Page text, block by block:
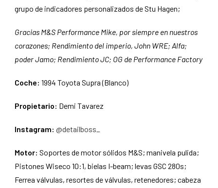
grupo de indicadores personalizados de Stu Hagen;
Gracias M&S Performance Mike, por siempre en nuestros
corazones; Rendimiento del imperio, John WRE; Alfa;
poder Jamo; Rendimiento JC; OG de Performance Factory
Coche: 1994 Toyota Supra (Blanco)
Propietario: Demi Tavarez
Instagram: @detailboss_
Motor: Soportes de motor sólidos M&S; manivela pulida;
Pistones Wiseco 10:1, bielas I-beam; levas GSC 280s;
Ferrea válvulas, resortes de válvulas, retenedores; cabeza